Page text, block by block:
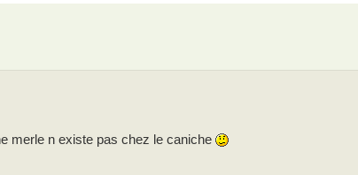
merle n existe pas chez le caniche